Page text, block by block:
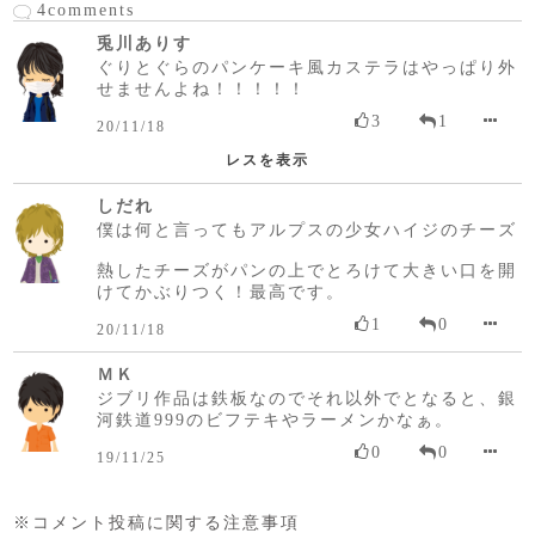
4comments
兎川ありす
ぐりとぐらのパンケーキ風カステラはやっぱり外
せませんよね！！！！！
20/11/18 3 1
レスを表示
しだれ
僕は何と言ってもアルプスの少女ハイジのチーズ
熱したチーズがパンの上でとろけて大きい口を開
けてかぶりつく！最高です。
20/11/18 1 0
ＭＫ
ジブリ作品は鉄板なのでそれ以外でとなると、銀
河鉄道999のビフテキやラーメンかなぁ。
19/11/25 0 0
※コメント投稿に関する注意事項